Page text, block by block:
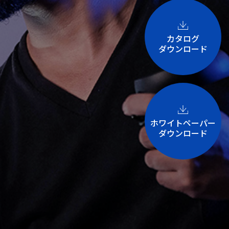
カタログ
ダウンロード
ホワイトペーパー
ダウンロード